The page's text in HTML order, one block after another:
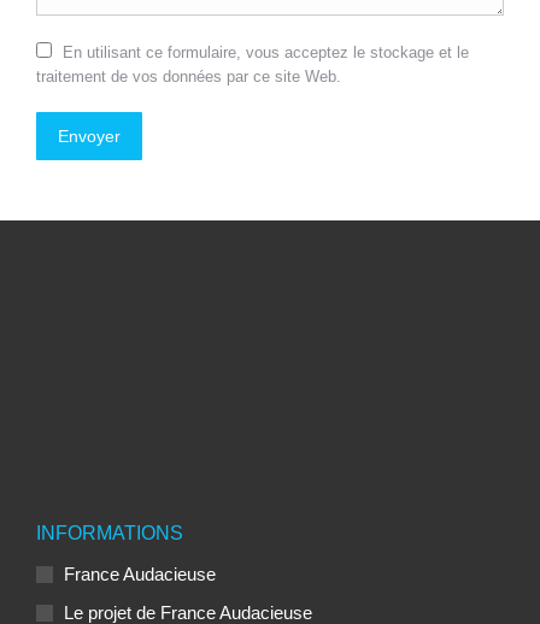
En utilisant ce formulaire, vous acceptez le stockage et le
traitement de vos données par ce site Web.
Envoyer
INFORMATIONS
France Audacieuse
Le projet de France Audacieuse